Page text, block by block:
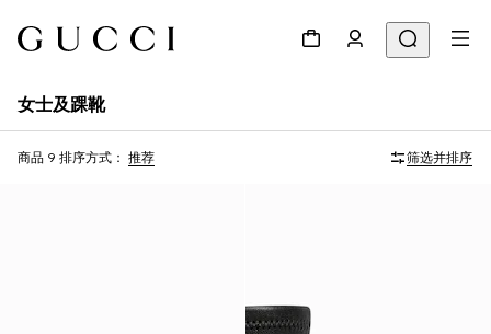
女士及踝靴
商品 9 排序方式： 推荐 筛选并排序